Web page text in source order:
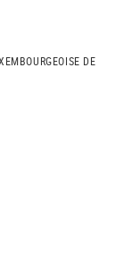
DE